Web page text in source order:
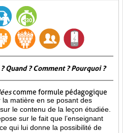
Quand ? Comment ? Pourquoi ?
comme formule pédagogique
la matière en se posant des
le contenu de la leçon étudiée.
sur le fait que l’enseignant
qui lui donne la possibilité de